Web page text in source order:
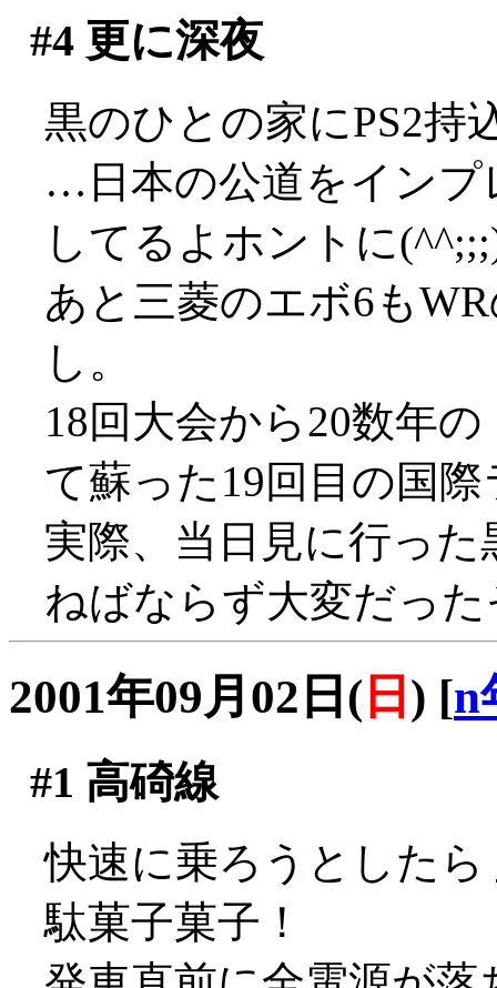
#4更に深夜
黒のひとの家にPS2持
…日本の公道をインプ
してるよホントに
あと三菱のエボ6も
し。
18回大会から20数年
て蘇った19回目の国
実際、当日見に行っ
ねばならず大変だっ
2001年09月02日( 日 ) [n
#1 高碕線
快速に乗ろうとしたら
駄菓子菓子！